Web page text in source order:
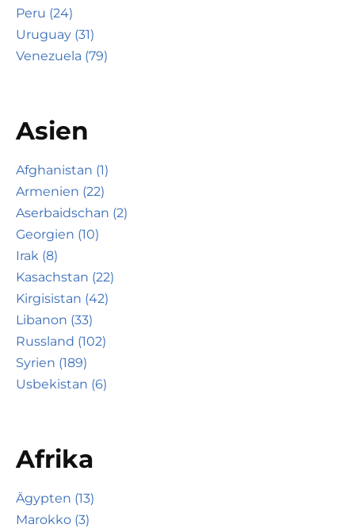
Peru (24)
Uruguay (31)
Venezuela (79)
Asien
Afghanistan (1)
Armenien (22)
Aserbaidschan (2)
Georgien (10)
Irak (8)
Kasachstan (22)
Kirgisistan (42)
Libanon (33)
Russland (102)
Syrien (189)
Usbekistan (6)
Afrika
Ägypten (13)
Marokko (3)